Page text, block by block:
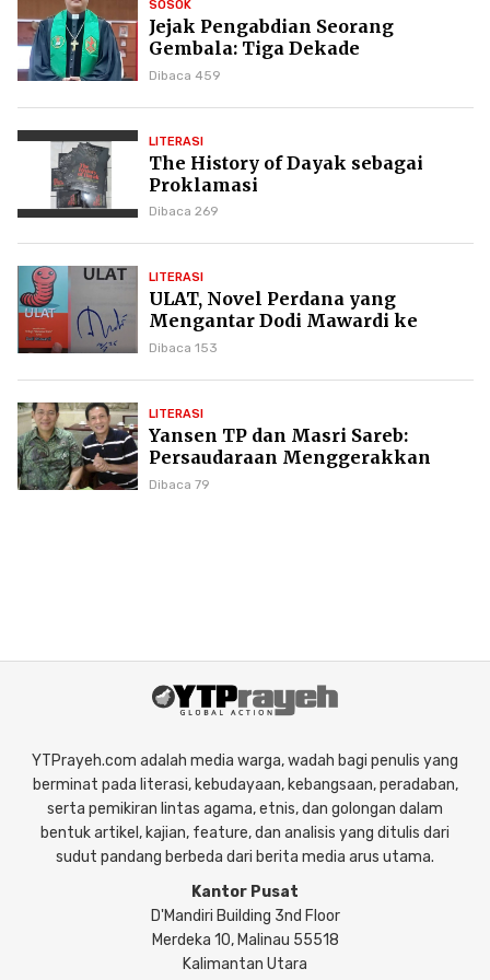
SOSOK
Jejak Pengabdian Seorang
Gembala: Tiga Dekade
Kepemimpinan Pdt. Dr. Yulius
Dibaca 459
LITERASI
The History of Dayak sebagai
Proklamasi
Dibaca 269
LITERASI
ULAT, Novel Perdana yang
Mengantar Dodi Mawardi ke
Puncak Karier Kepenulisan
Dibaca 153
LITERASI
Yansen TP dan Masri Sareb:
Persaudaraan Menggerakkan
Literasi Borneo
Dibaca 79
YTPrayeh.com adalah media warga, wadah bagi penulis yang
berminat pada literasi, kebudayaan, kebangsaan, peradaban,
serta pemikiran lintas agama, etnis, dan golongan dalam
bentuk artikel, kajian, feature, dan analisis yang ditulis dari
sudut pandang berbeda dari berita media arus utama.
Kantor Pusat
D'Mandiri Building 3nd Floor
Merdeka 10, Malinau 55518
Kalimantan Utara